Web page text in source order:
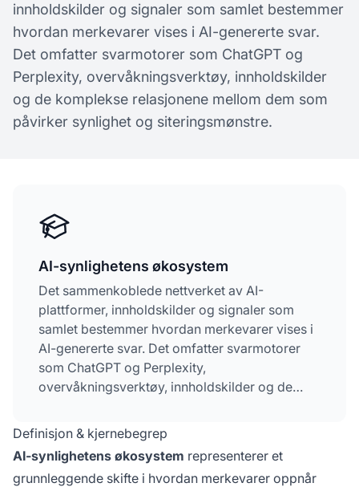
innholdskilder og signaler som samlet bestemmer
hvordan merkevarer vises i AI-genererte svar.
Det omfatter svarmotorer som ChatGPT og
Perplexity, overvåkningsverktøy, innholdskilder
og de komplekse relasjonene mellom dem som
påvirker synlighet og siteringsmønstre.
AI-synlighetens økosystem
Det sammenkoblede nettverket av AI-
plattformer, innholdskilder og signaler som
samlet bestemmer hvordan merkevarer vises i
AI-genererte svar. Det omfatter svarmotorer
som ChatGPT og Perplexity,
overvåkningsverktøy, innholdskilder og de
påvirker synlighet og siteringsmønstre.
Definisjon & kjernebegrep
AI-synlighetens økosystem representerer et
grunnleggende skifte i hvordan merkevarer oppnår